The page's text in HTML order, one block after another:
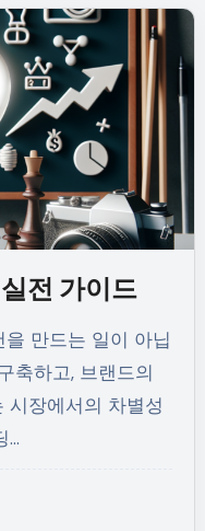
전 가이드
축하고, 브랜드의
시장에서의 차별성
…